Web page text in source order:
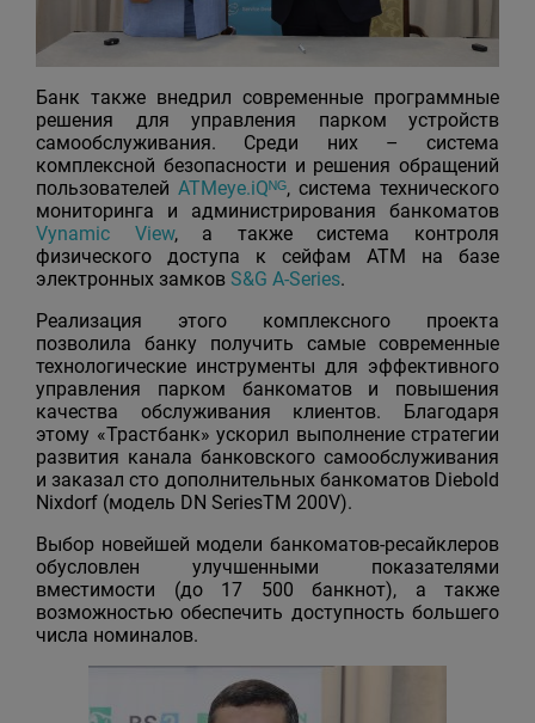
Банк также внедрил современные программные
решения для управления парком устройств
самообслуживания. Среди них – система
комплексной безопасности и решения обращений
пользователей ATMeye.iQᴺᴳ, система технического
мониторинга и администрирования банкоматов
Vynamic View, а также система контроля
физического доступа к сейфам АТМ на базе
электронных замков S&G A-Series.
Реализация этого комплексного проекта
позволила банку получить самые современные
технологические инструменты для эффективного
управления парком банкоматов и повышения
качества обслуживания клиентов. Благодаря
этому «Трастбанк» ускорил выполнение стратегии
развития канала банковского самообслуживания
и заказал сто дополнительных банкоматов Diebold
Nixdorf (модель DN SeriesTM 200V).
Выбор новейшей модели банкоматов-ресайклеров
обусловлен улучшенными показателями
вместимости (до 17 500 банкнот), а также
возможностью обеспечить доступность большего
числа номиналов.